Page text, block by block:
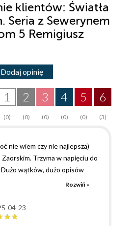
klientów: Światła
Seria z Sewerynem
5 Remigiusz
Dodaj opinię
6
(3)
5
(0)
4
(0)
3
(0)
2
(0)
1
(0)
nie wiem czy nie najlepsza)
Trzyma w napięciu do
wątków, dużo opisów
bohaterów, ale nie
a potem zwrot akcji, że
Warto, oj warto
Rozwiń »
04-23